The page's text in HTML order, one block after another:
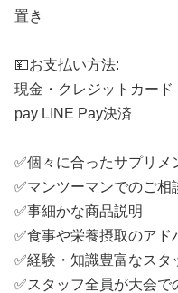
置き
💴お支払い方法:
現金・クレジットカー
pay LINE Pay決済
✅個々に合ったサプリメ
✅マンツーマンでのご相
✅事細かな商品説明
✅食事や栄養摂取のアド
✅経験・知識豊富なスタ
✅スタッフ全員が大会で